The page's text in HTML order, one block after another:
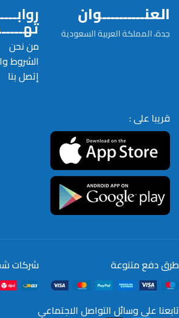
العنــــــــــوان
جدة، المملكة العربية السعودية
من نحن
الشروط
إتصل بنا
قريبا على :
طرق دفع متنوعة شركات
تابعنا على وسائل التواصل الاجتماعي